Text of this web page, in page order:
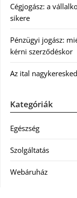
Cégjogász: a
sikere
Pénzügyi jogász:
kérni szerződéskor
Az ital
Kategóriák
Egészség
Szolgáltatás
Webáruház